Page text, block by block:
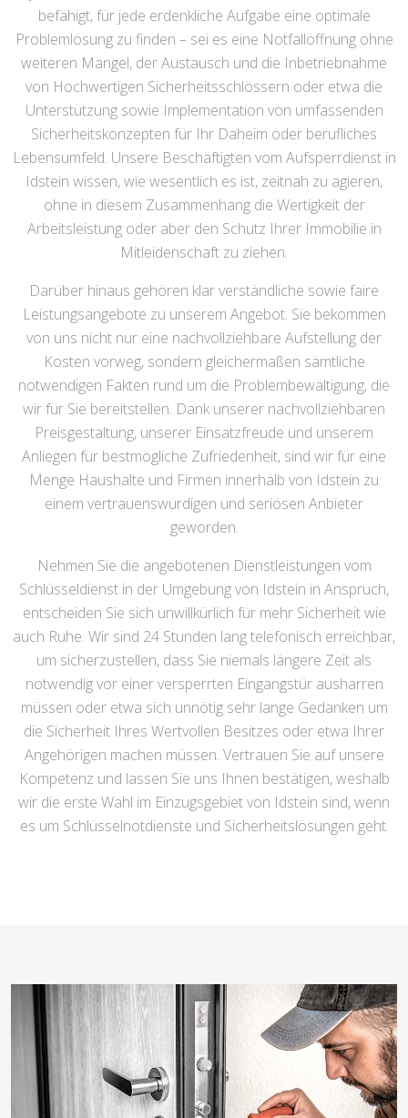
befähigt, für jede erdenkliche Aufgabe eine optimale
Problemlösung zu finden – sei es eine Notfallöffnung ohne
weiteren Mangel, der Austausch und die Inbetriebnahme
von Hochwertigen Sicherheitsschlössern oder etwa die
Unterstützung sowie Implementation von umfassenden
Sicherheitskonzepten für Ihr Daheim oder berufliches
Lebensumfeld. Unsere Beschäftigten vom Aufsperrdienst in
Idstein wissen, wie wesentlich es ist, zeitnah zu agieren,
ohne in diesem Zusammenhang die Wertigkeit der
Arbeitsleistung oder aber den Schutz Ihrer Immobilie in
Mitleidenschaft zu ziehen.
Darüber hinaus gehören klar verständliche sowie faire
Leistungsangebote zu unserem Angebot. Sie bekommen
von uns nicht nur eine nachvollziehbare Aufstellung der
Kosten vorweg, sondern gleichermaßen sämtliche
notwendigen Fakten rund um die Problembewältigung, die
wir für Sie bereitstellen. Dank unserer nachvollziehbaren
Preisgestaltung, unserer Einsatzfreude und unserem
Anliegen für bestmögliche Zufriedenheit, sind wir für eine
Menge Haushalte und Firmen innerhalb von Idstein zu
einem vertrauenswürdigen und seriösen Anbieter
geworden.
Nehmen Sie die angebotenen Dienstleistungen vom
Schlüsseldienst in der Umgebung von Idstein in Anspruch,
entscheiden Sie sich unwillkürlich für mehr Sicherheit wie
auch Ruhe. Wir sind 24 Stunden lang telefonisch erreichbar,
um sicherzustellen, dass Sie niemals längere Zeit als
notwendig vor einer versperrten Eingangstür ausharren
müssen oder etwa sich unnötig sehr lange Gedanken um
die Sicherheit Ihres Wertvollen Besitzes oder etwa Ihrer
Angehörigen machen müssen. Vertrauen Sie auf unsere
Kompetenz und lassen Sie uns Ihnen bestätigen, weshalb
wir die erste Wahl im Einzugsgebiet von Idstein sind, wenn
es um Schlüsselnotdienste und Sicherheitslösungen geht.